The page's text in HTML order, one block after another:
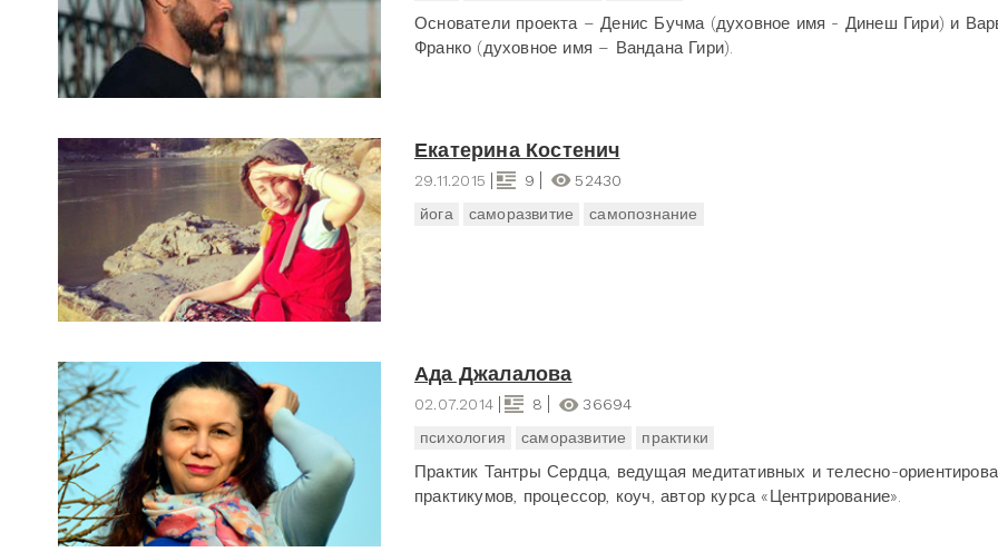
Основатели проекта – Денис Бучма (духовное имя - Динеш Гири) и
Франко (духовное имя – Вандана Гири).
Екатерина Костенич
29.11.2015 9
52430
йога
саморазвитие самопознание
Ада Джалалова
02.07.2014 8
36694
психология
саморазвитие практики
Практик Тантры Сердца, ведущая медитативных и телесно-
практикумов, процессор, коуч, автор курса «Центрирование».